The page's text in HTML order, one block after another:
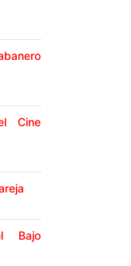
Cine
Bajo